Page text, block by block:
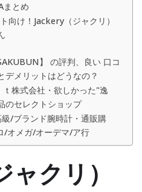
まとめ
向け！Jackery（ジャクリ）
】 の評判、良い 口コ
デメリットはどうなの？
株式会社・欲しかった"逸
のセレクトショップ
/ブランド腕時計・通販購
/オメガ/オーデマ/ア行
クリ）